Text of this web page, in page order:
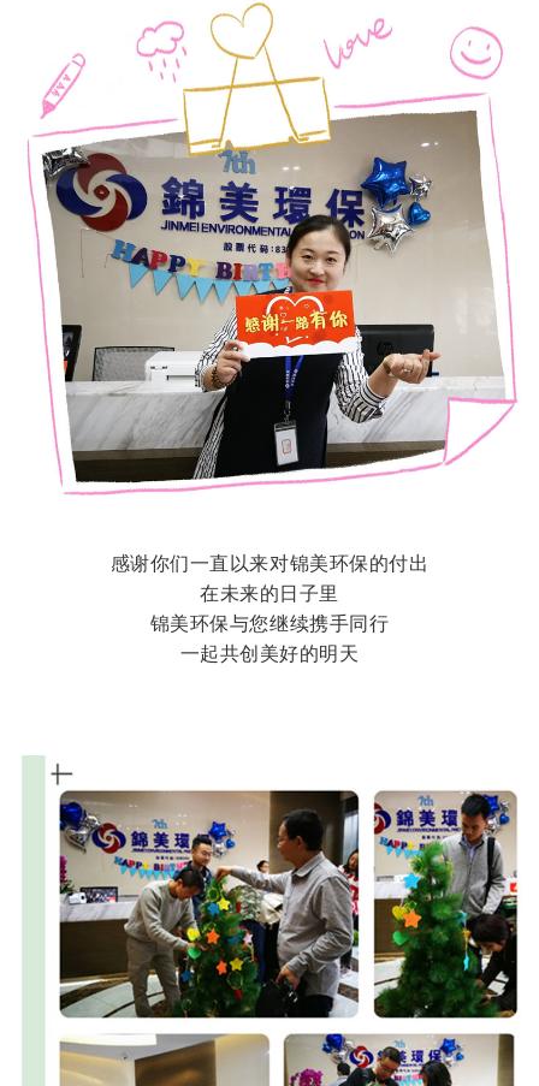
感谢你们一直以来对锦美环保的付出
在未来的日子里
锦美环保与您继续携手同行
一起共创美好的明天